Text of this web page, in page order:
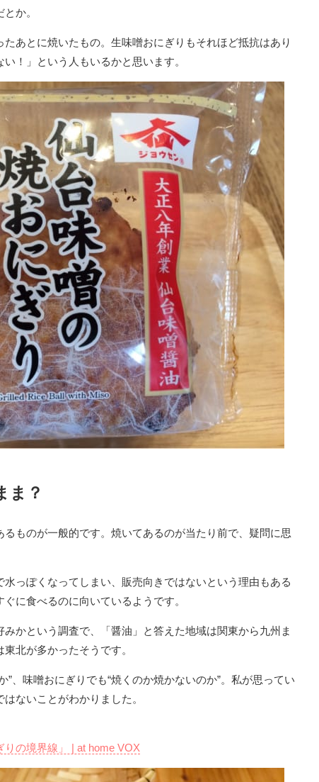
か。
あとに焼いたもの。生味噌おにぎりもそれほど抵抗はあり
！」という人もいるかと思います。
ま？
ものが一般的です。焼いてあるのが当たり前で、疑問に思
っぽくなってしまい、販売向きではないという理由もある
に食べるのに向いているようです。
かという調査で、「醤油」と答えた地域は関東から九州ま
北が多かったそうです。
、味噌おにぎりでも“焼くのか焼かないのか”。私が思ってい
ないことがわかりました。
の境界線」 | at home VOX